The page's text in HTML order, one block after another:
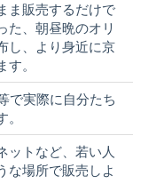
ま販売するだけで
た、朝昼晩のオリ
し、より身近に京
。
で実際に自分たち
ットなど、若い人
な場所で販売しよ